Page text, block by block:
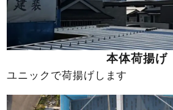
本体荷揚げ
ユニックで荷揚げします